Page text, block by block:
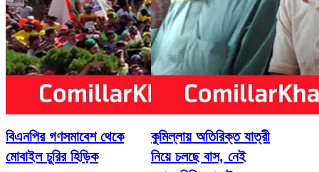
বিএনপির গণসমাবেশ থেকে
মোবাইল চুরির হিড়িক
কুমিল্লায় অতিরিক্ত যাত্রী
নিয়ে চলছে বাস, নেই